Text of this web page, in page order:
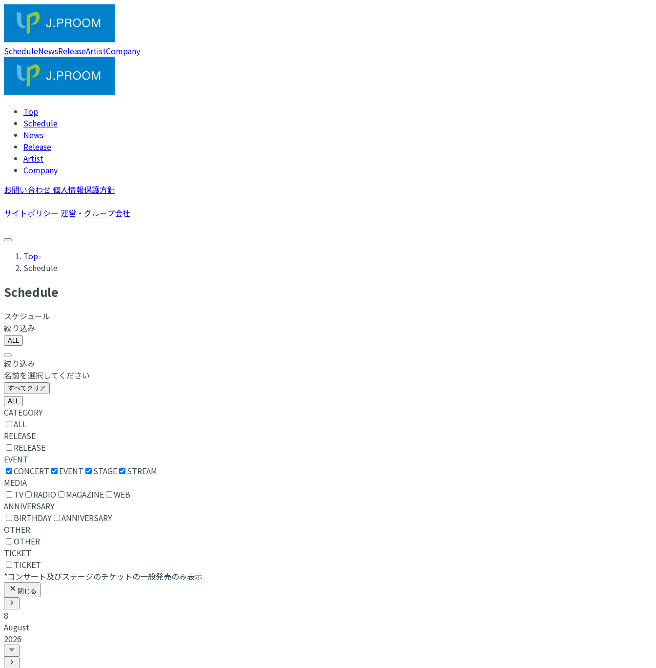
ScheduleNewsReleaseArtistCompany
Top
Schedule
News
Release
Artist
Company
お問い合わせ 個人情報保護方針
サイトポリシー 運営・グループ会社
Top
Schedule
Schedule
スケジュール
絞り込み
ALL
絞り込み
名前を選択してください
すべてクリア
ALL
CATEGORY
ALL
RELEASE
RELEASE
EVENT
CONCERT
EVENT STAGE
STREAM
MEDIA
TV
RADIO MAGAZINE
WEB
ANNIVERSARY
BIRTHDAY
ANNIVERSARY
OTHER
OTHER
TICKET
TICKET
*コンサート及びステージのチケットの一般発売のみ表示
閉じる
8
August
2026